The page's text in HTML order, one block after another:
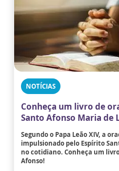
NOTÍCIAS
Conheça um livro de
Santo Afonso Maria de
Segundo o Papa Leão XIV, a
impulsionado pelo Espírito
no cotidiano. Conheça um
Afonso!